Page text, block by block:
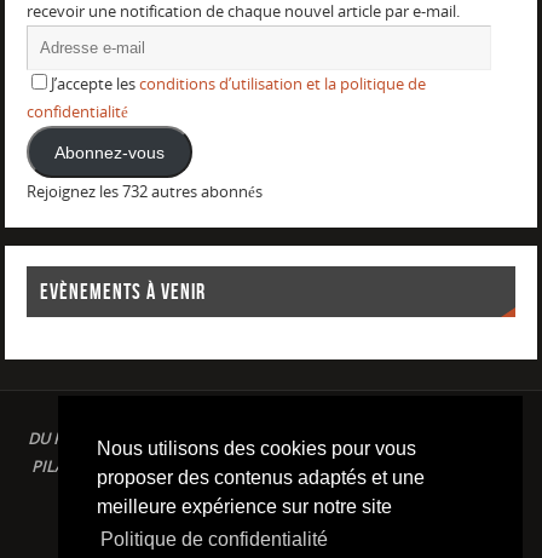
Nous utilisons des cookies pour vous
proposer des contenus adaptés et une
meilleure expérience sur notre site
Politique de confidentialité
recevoir une notification de chaque nouvel article par e-mail.
J’accepte lesconditions d’utilisation et la politique de
confidentialité
Abonnez-vous
Rejoignez les 732 autres abonnés
EVÈNEMENTS À VENIR
DU PLAISIR DANS LE SPORT LOISIR A LA COMPETITION : AQUAGYM /
PILATES / STRETCHING / COURSE A PIED / NATATION / TRIATHLON /
TRAILS / YOGA/ RENFORCEMENT MUSCULAIRE
Conditions d'utilisation & Politique de confidentialité